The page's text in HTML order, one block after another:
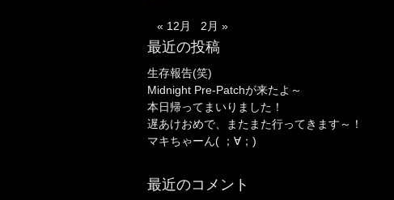
« 12月 2月 »
最近の投稿
生存報告(笑)
Midnight Pre-Patchが来たよ～
本日帰ってまいりました！
遅あけおめで、またまた行ってきます～！
マキちゃーん( ；∀；)
最近のコメント